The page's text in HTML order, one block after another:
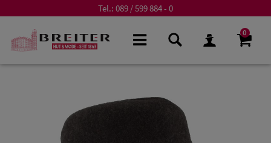
Tel.: 089 / 599 884 - 0
0